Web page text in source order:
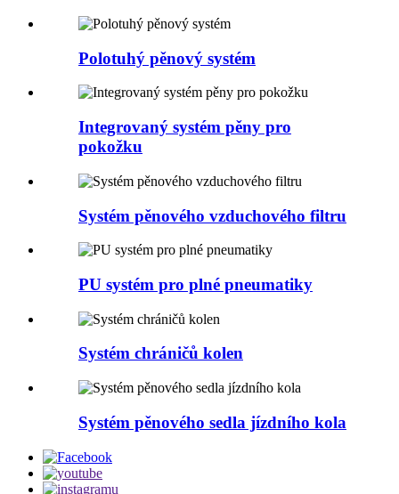
Polotuhý pěnový systém
Integrovaný systém pěny pro
pokožku
Systém pěnového vzduchového filtru
PU systém pro plné pneumatiky
Systém chráničů kolen
Systém pěnového sedla jízdního kola